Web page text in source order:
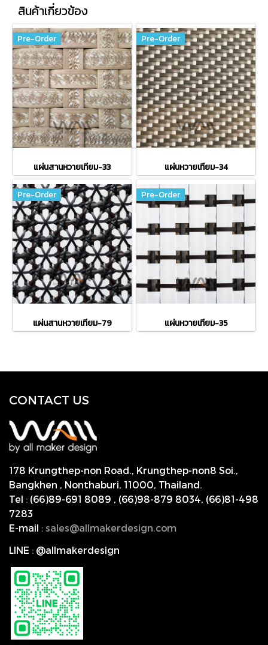
สินค้าเกี่ยวข้อง
Pre-Order
แผ่นสานหวายเทียม-33
Pre-Order
แผ่นหวายเทียม-34
Pre-Order
แผ่นสานหวายเทียม-79
Pre-Order
แผ่นหวายเทียม-35
CONTACT US
178 Krungthep-non Road., Krungthep-non8 Soi.,
Bangkhen , Nonthaburi, 11000, Thailand.
Tel : (66)89-691 8089 , (66)98-879 8034, (66)81-498
7283
E-mail : sales@allmakerdesign.com
LINE : @allmakerdesign